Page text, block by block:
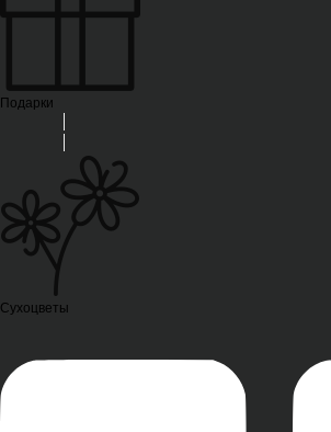
Подарки
Сухоцветы